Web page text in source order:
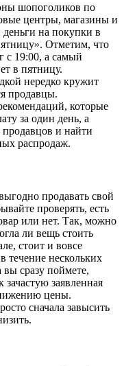
шопоголиков по
центры, магазины и
деньги на покупки в
Отметим, что
с 19:00, а самый
в пятницу.
нередко кружит
продавцы.
которые
за один день, а
продавцов и найти
распродаж.
продавать свой
проверять, есть
или нет. Так, можно
ли вещь стоить
стоит и вовсе
течение нескольких
сразу поймете,
заявленная
цены.
сначала завысить